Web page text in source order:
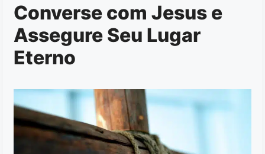
Converse com Jesus e
Assegure Seu Lugar
Eterno